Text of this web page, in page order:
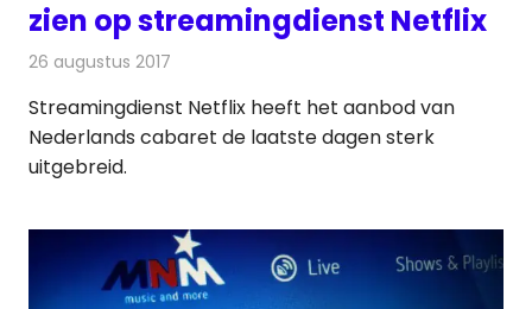
zien op streamingdienst Netflix
26 augustus 2017
Streamingdienst Netflix heeft het aanbod van
Nederlands cabaret de laatste dagen sterk
uitgebreid.